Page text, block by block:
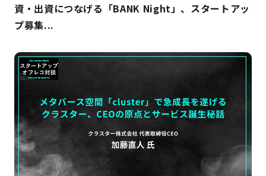
資・出資につなげる「BANK Night」、スタートアッ
プ募集...